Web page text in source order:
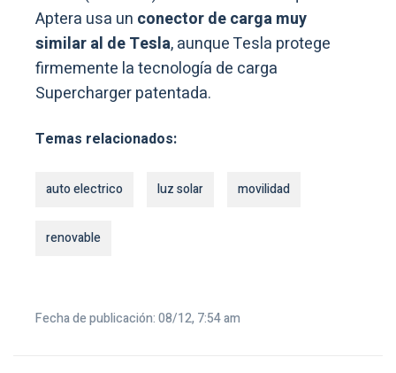
Aptera usa un conector de carga muy
similar al de Tesla, aunque Tesla protege
firmemente la tecnología de carga
Supercharger patentada.
Temas relacionados:
auto electrico luz solar movilidad
renovable
Fecha de publicación: 08/12, 7:54 am